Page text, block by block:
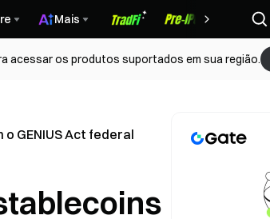
Mais
acessar os produtos suportados em sua região.
GENIUS Act federal